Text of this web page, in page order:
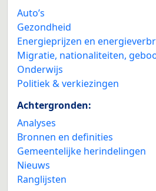
Auto’s
Gezondheid
Energieprijzen en
Migratie, nationaliteiten,
Onderwijs
Politiek & verkiezingen
Achtergronden:
Analyses
Bronnen en definities
Gemeentelijke herindelingen
Nieuws
Ranglijsten